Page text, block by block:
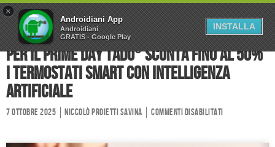
Home Forum
Chi Siamo
Collabora
Contatti
Per il Prime Day tado° sconta fino al 50%
i termostati smart con intelligenza
artificiale
7 Ottobre 2025 Niccolò Proietti Savina Commenti disabilitati
×
Androidiani App
Androidiani
GRATIS - Google Play
INSTALLA